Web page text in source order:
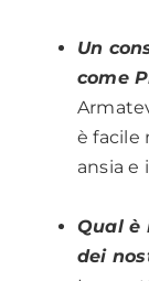
Un
come
è facile
ansia e
Qual è
dei